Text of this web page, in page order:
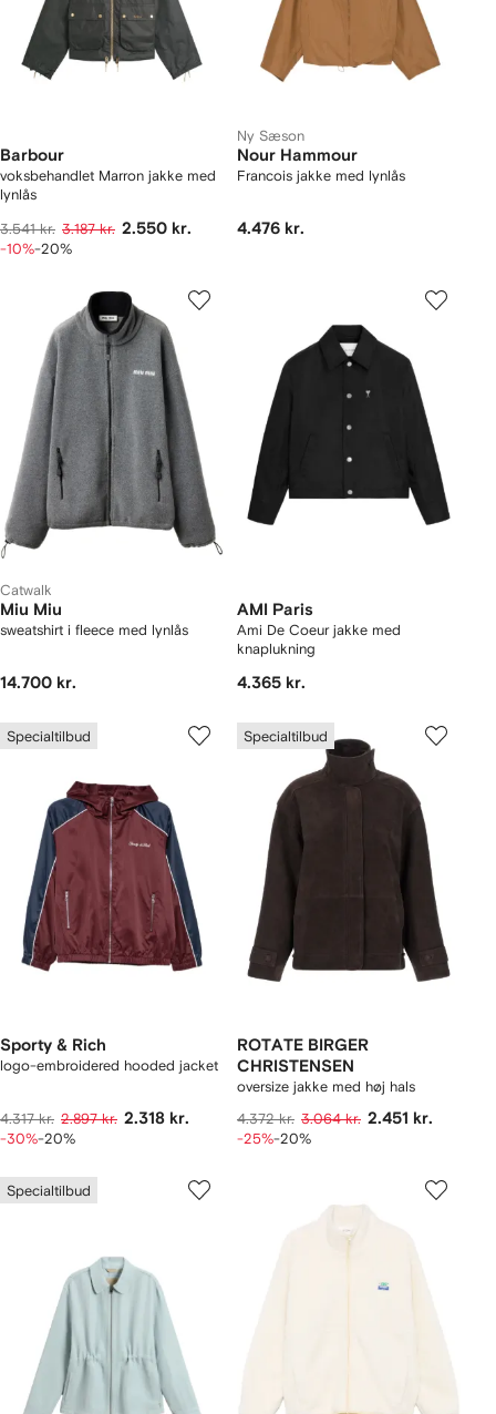
Barbour
voksbehandlet Marron jakke med
lynlås
3.541 kr. 3.187 kr. 2.550 kr.
-10%-20%
Ny Sæson
Nour Hammour
Francois jakke med lynlås
4.476 kr.
Catwalk
Miu Miu
sweatshirt i fleece med lynlås
14.700 kr.
AMI Paris
Ami De Coeur jakke med
knaplukning
4.365 kr.
Specialtilbud
Sporty & Rich
logo-embroidered hooded jacket
4.317 kr. 2.897 kr. 2.318 kr.
-30%-20%
Specialtilbud
ROTATE BIRGER
CHRISTENSEN
oversize jakke med høj hals
4.372 kr. 3.064 kr. 2.451 kr.
-25%-20%
Specialtilbud